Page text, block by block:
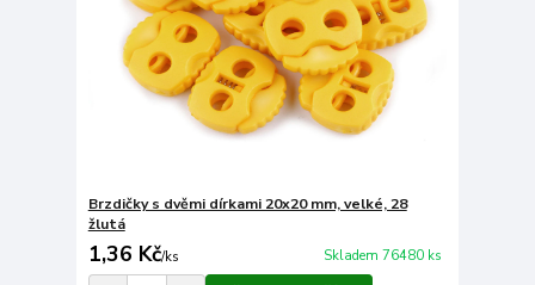
Brzdičky s dvěmi dírkami 20x20 mm, velké, 28
žlutá
1,36 Kč/ks Skladem 76480 ks